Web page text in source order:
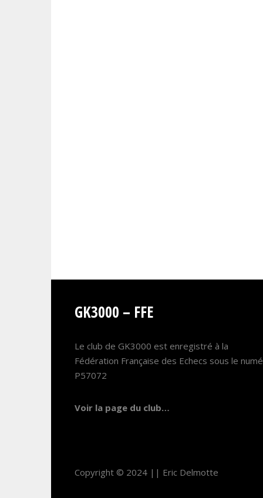
GK3000 – FFE
Le club de GK3000 est enregistré à la
Fédération Française des Echecs sous le
P57072
Voir la page du club…
Copyright © 2024 || Eric Delmotte